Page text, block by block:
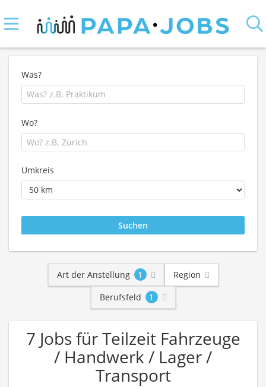
Was?
Wo?
Umkreis
Art der Anstellung 1
Region
Berufsfeld
1
7 Jobs für Teilzeit Fahrzeuge
/ Handwerk / Lager /
Transport